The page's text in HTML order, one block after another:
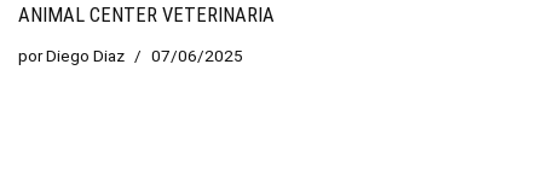
ANIMAL CENTER VETERINARIA
porDiego Diaz 07/06/2025